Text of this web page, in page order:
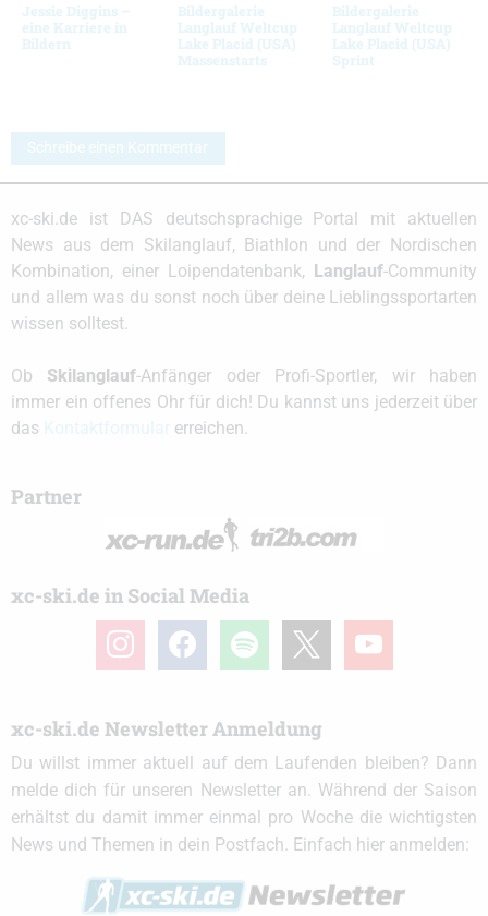
Jessie Diggins –
eine Karriere in
Bildern
Bildergalerie
Langlauf Weltcup
Lake Placid (USA)
Massenstarts
Bildergalerie
Langlauf Weltcup
Lake Placid (USA)
Sprint
Schreibe einen Kommentar
xc-ski.de ist DAS deutschsprachige Portal mit aktuellen
News aus dem Skilanglauf, Biathlon und der Nordischen
Kombination, einer Loipendatenbank,
Langlauf-Community
und allem was du sonst noch über deine Lieblingssportarten
wissen solltest.
Ob Skilanglauf-Anfänger oder Profi-Sportler, wir haben
immer ein offenes Ohr für dich! Du kannst uns jederzeit über
das
erreichen.
Partner
xc-ski.de in Social Media
instagramfacebook spotify youtube
xc-ski.de Newsletter Anmeldung
Du willst immer aktuell auf dem Laufenden bleiben? Dann
melde dich für unseren Newsletter an. Während der Saison
erhältst du damit immer einmal pro Woche die wichtigsten
News und Themen in dein Postfach. Einfach hier anmelden: